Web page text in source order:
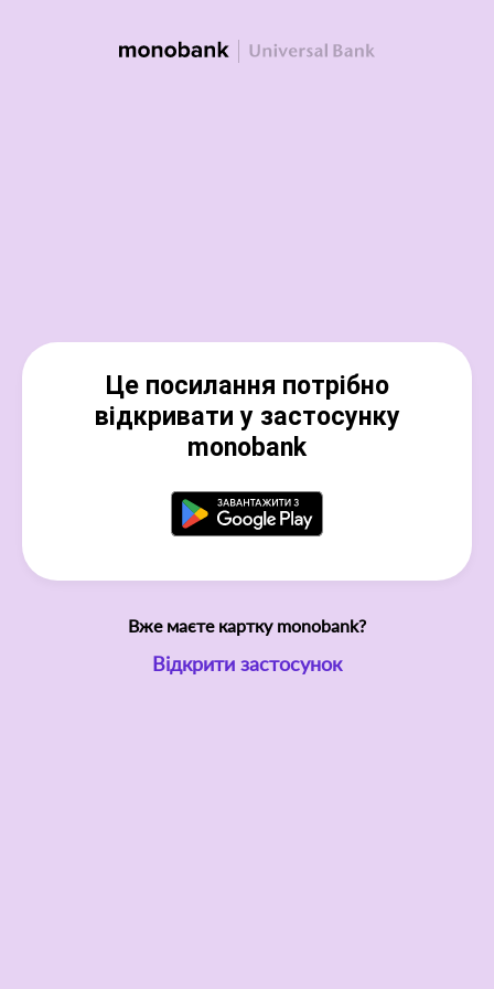
Це посилання потрібно
відкривати у застосунку
monobank
Вже маєте картку monobank?
Відкрити застосунок